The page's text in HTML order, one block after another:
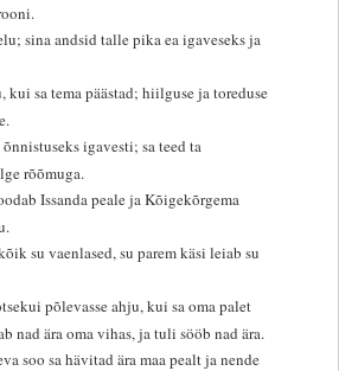
sina andsid talle pika ea igaveseks ja
kui sa tema päästad; hiilguse ja toreduse
õnnistuseks igavesti; sa teed ta
rõõmuga.
Issanda peale ja Kõigekõrgema
su vaenlased, su parem käsi leiab su
põlevasse ahju, kui sa oma palet
nad ära oma vihas, ja tuli sööb nad ära.
soo sa hävitad ära maa pealt ja nende